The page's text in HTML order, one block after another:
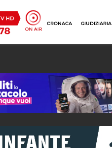
CRONACA GIUDIZIARIA